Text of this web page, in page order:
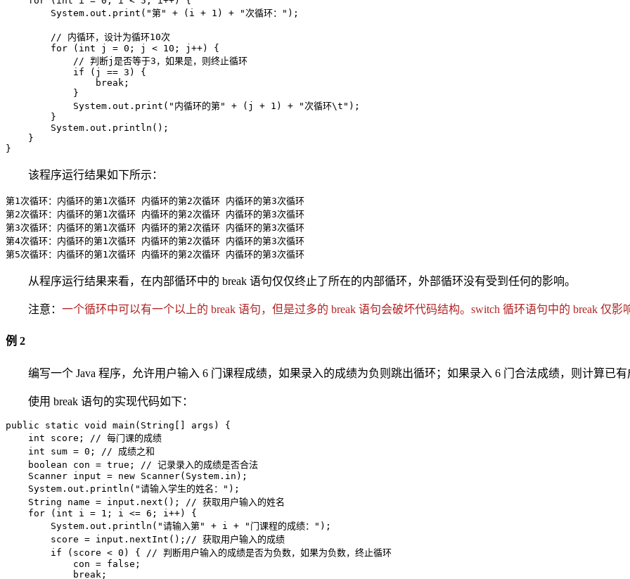
        System.out.print("第" + (i + 1) + "次循环：");
        // 内循环，设计为循环10次
        for (int j = 0; j < 10; j++) {
            // 判断j是否等于3，如果是，则终止循环
            if (j == 3) {
                break;
            }
            System.out.print("内循环的第" + (j + 1) + "次循环\t");
        }
        System.out.println();
    }
}
该程序运行结果如下所示：
第1次循环：内循环的第1次循环 内循环的第2次循环 内循环的第3次循环
第2次循环：内循环的第1次循环 内循环的第2次循环 内循环的第3次循环
第3次循环：内循环的第1次循环 内循环的第2次循环 内循环的第3次循环
第4次循环：内循环的第1次循环 内循环的第2次循环 内循环的第3次循环
第5次循环：内循环的第1次循环 内循环的第2次循环 内循环的第3次循环
从程序运行结果来看，在内部循环中的 break 语句仅仅终止了所在的内部循环，外部循环没有受到任何的影响。
注意： 一个循环中可以有一个以上的 break 语句，但是过多的 break 语句会破坏代码结构。switch 循环语句中的 break 仅影
例 2
编写一个 Java 程序，允许用户输入 6 门课程成绩，如果录入的成绩为负则跳出循环；如果录入 6 门合法成绩，则计算已有
使用 break 语句的实现代码如下：
public static void main(String[] args) {
    int score; // 每门课的成绩
    int sum = 0; // 成绩之和
    boolean con = true; // 记录录入的成绩是否合法
    Scanner input = new Scanner(System.in);
    System.out.println("请输入学生的姓名：");
    String name = input.next(); // 获取用户输入的姓名
    for (int i = 1; i <= 6; i++) {
        System.out.println("请输入第" + i + "门课程的成绩：");
        score = input.nextInt();// 获取用户输入的成绩
        if (score < 0) { // 判断用户输入的成绩是否为负数，如果为负数，终止循环
            con = false;
            break;